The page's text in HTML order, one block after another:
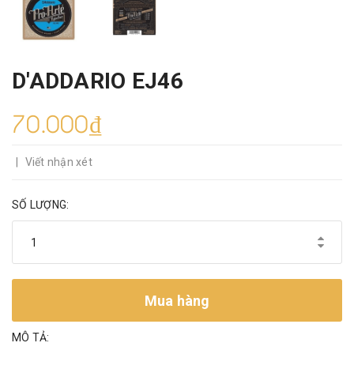
D'ADDARIO EJ46
70.000₫
Viết nhận xét
SỐ LƯỢNG:
Mua hàng
MÔ TẢ: